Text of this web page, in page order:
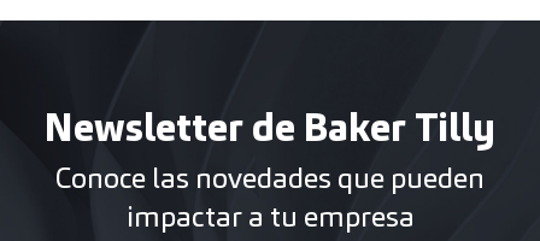
Newsletter de Baker Tilly
Conoce las novedades que pueden
impactar a tu empresa